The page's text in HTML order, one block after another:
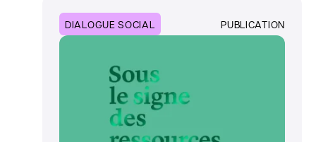
DIALOGUE SOCIAL PUBLICATION